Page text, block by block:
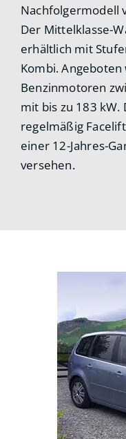
Nachfolgermodell
Der Mittelklasse-
erhältlich mit
Kombi.
Benzinmotoren
mit bis zu 183
regelmäßig
einer 12-Jahres-
versehen.